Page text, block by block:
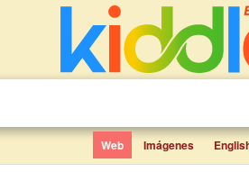
Web Imágenes